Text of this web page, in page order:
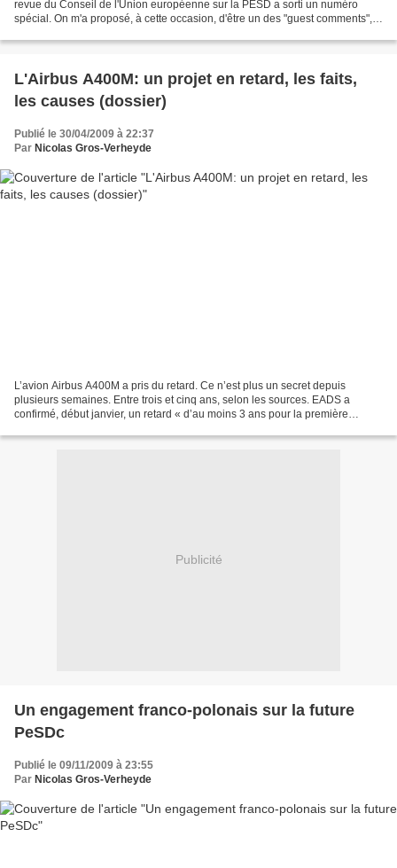
revue du Conseil de l'Union européenne sur la PESD a sorti un numéro
spécial. On m'a proposé, à cette occasion, d'être un des "guest comments",
L'Airbus A400M: un projet en retard, les faits,
les causes (dossier)
Publié le 30/04/2009 à 22:37
Par Nicolas Gros-Verheyde
L’avion Airbus A400M a pris du retard. Ce n’est plus un secret depuis
plusieurs semaines. Entre trois et cinq ans, selon les sources. EADS a
confirmé, début janvier, un retard « d’au moins 3 ans pour la première
Publicité
Un engagement franco-polonais sur la future
PeSDc
Publié le 09/11/2009 à 23:55
Par Nicolas Gros-Verheyde